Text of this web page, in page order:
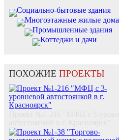
Социально-бытовые здания
Многоэтажные жилые дома
Промышленные здания
Коттеджи и дачи
ПОХОЖИЕ ПРОЕКТЫ